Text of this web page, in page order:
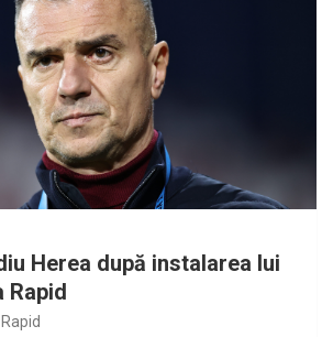
Herea după instalarea lui
Rapid